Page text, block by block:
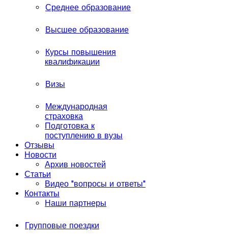
Среднее образование
Высшее образование
Курсы повышения
квалификации
Визы
Международная
страховка
Подготовка к
поступлению в вузы
Отзывы
Новости
Архив новостей
Статьи
Видео "вопросы и ответы"
Контакты
Наши партнеры
Групповые поездки